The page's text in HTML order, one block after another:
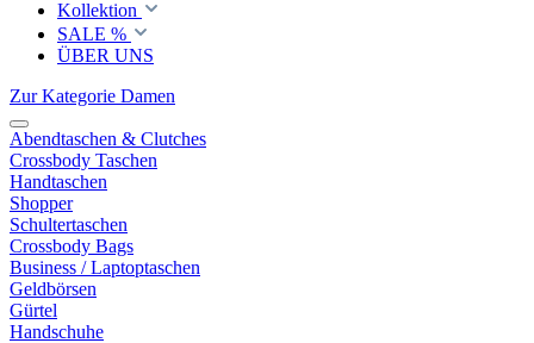
Kollektion
SALE %
ÜBER UNS
Zur Kategorie Damen
Abendtaschen & Clutches
Crossbody Taschen
Handtaschen
Shopper
Schultertaschen
Crossbody Bags
Business / Laptoptaschen
Geldbörsen
Gürtel
Handschuhe